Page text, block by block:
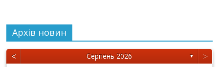
Архiв новин
< Серпень 2026 ▼ >